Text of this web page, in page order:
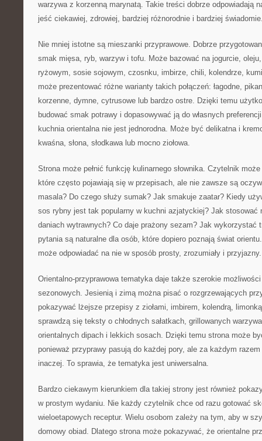
warzywa z korzenną marynatą. Takie treści dobrze odpowiadają
jeść ciekawiej, zdrowiej, bardziej różnorodnie i bardziej
Nie mniej istotne są mieszanki przyprawowe. Dobrze
smak mięsa, ryb, warzyw i tofu. Może bazować na jogurcie,
ryżowym, sosie sojowym, czosnku, imbirze, chili, kolendrze,
może prezentować różne warianty takich połączeń: łagodne,
korzenne, dymne, cytrusowe lub bardzo ostre. Dzięki temu
budować smak potrawy i dopasowywać ją do własnych
kuchnia orientalna nie jest jednorodna. Może być delikatna i
kwaśna, słona, słodkawa lub mocno ziołowa.
Strona może pełnić funkcję kulinarnego słownika. Czytelnik
które często pojawiają się w przepisach, ale nie zawsze są
masala? Do czego służy sumak? Jak smakuje zaatar? Kiedy
sos rybny jest tak popularny w kuchni azjatyckiej? Jak stosować
daniach wytrawnych? Co daje prażony sezam? Jak wykorzystać
pytania są naturalne dla osób, które dopiero poznają świat
może odpowiadać na nie w sposób prosty, zrozumiały i przyjazny.
Orientalno-przyprawowa tematyka daje także szerokie
sezonowych. Jesienią i zimą można pisać o rozgrzewających
pokazywać lżejsze przepisy z ziołami, imbirem, kolendrą,
sprawdzą się teksty o chłodnych sałatkach, grillowanych
orientalnych dipach i lekkich sosach. Dzięki temu strona może
ponieważ przyprawy pasują do każdej pory, ale za każdym
inaczej. To sprawia, że tematyka jest uniwersalna.
Bardzo ciekawym kierunkiem dla takiej strony jest również
w prostym wydaniu. Nie każdy czytelnik chce od razu gotować
wieloetapowych receptur. Wielu osobom zależy na tym, aby w
domowy obiad. Dlatego strona może pokazywać, że orientalne